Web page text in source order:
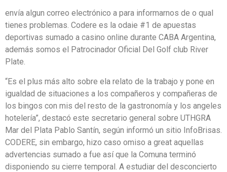
envía algun correo electrónico a para informarnos de o qual
tienes problemas. Codere es la odaie #1 de apuestas
deportivas sumado a casino online durante CABA Argentina,
además somos el Patrocinador Oficial Del Golf club River
Plate.
“Es el plus más alto sobre ela relato de la trabajo y pone en
igualdad de situaciones a los compañeros y compañeras de
los bingos con mis del resto de la gastronomía y los angeles
hotelería”, destacó este secretario general sobre UTHGRA
Mar del Plata Pablo Santín, según informó un sitio InfoBrisas.
CODERE, sin embargo, hizo caso omiso a great aquellas
advertencias sumado a fue así que la Comuna terminó
disponiendo su cierre temporal. A estudiar del desconcierto